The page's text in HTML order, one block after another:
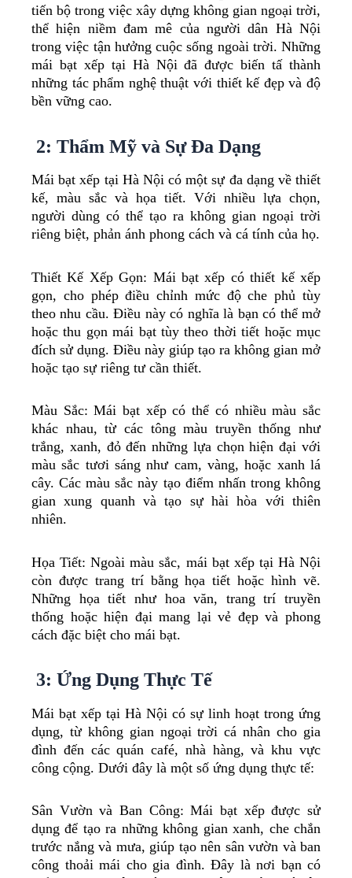
tiến bộ trong việc xây dựng không gian ngoại trời,
thể hiện niềm đam mê của người dân Hà Nội
trong việc tận hưởng cuộc sống ngoài trời. Những
mái bạt xếp tại Hà Nội đã được biến tấ thành
những tác phẩm nghệ thuật với thiết kế đẹp và độ
bền vững cao.
2: Thẩm Mỹ và Sự Đa Dạng
Mái bạt xếp tại Hà Nội có một sự đa dạng về thiết
kế, màu sắc và họa tiết. Với nhiều lựa chọn,
người dùng có thể tạo ra không gian ngoại trời
riêng biệt, phản ánh phong cách và cá tính của họ.
Thiết Kế Xếp Gọn: Mái bạt xếp có thiết kế xếp
gọn, cho phép điều chỉnh mức độ che phủ tùy
theo nhu cầu. Điều này có nghĩa là bạn có thể mở
hoặc thu gọn mái bạt tùy theo thời tiết hoặc mục
đích sử dụng. Điều này giúp tạo ra không gian mở
hoặc tạo sự riêng tư cần thiết.
Màu Sắc: Mái bạt xếp có thể có nhiều màu sắc
khác nhau, từ các tông màu truyền thống như
trắng, xanh, đỏ đến những lựa chọn hiện đại với
màu sắc tươi sáng như cam, vàng, hoặc xanh lá
cây. Các màu sắc này tạo điểm nhấn trong không
gian xung quanh và tạo sự hài hòa với thiên
nhiên.
Họa Tiết: Ngoài màu sắc, mái bạt xếp tại Hà Nội
còn được trang trí bằng họa tiết hoặc hình vẽ.
Những họa tiết như hoa văn, trang trí truyền
thống hoặc hiện đại mang lại vẻ đẹp và phong
cách đặc biệt cho mái bạt.
3: Ứng Dụng Thực Tế
Mái bạt xếp tại Hà Nội có sự linh hoạt trong ứng
dụng, từ không gian ngoại trời cá nhân cho gia
đình đến các quán café, nhà hàng, và khu vực
công cộng. Dưới đây là một số ứng dụng thực tế:
Sân Vườn và Ban Công: Mái bạt xếp được sử
dụng để tạo ra những không gian xanh, che chắn
trước nắng và mưa, giúp tạo nên sân vườn và ban
công thoải mái cho gia đình. Đây là nơi bạn có